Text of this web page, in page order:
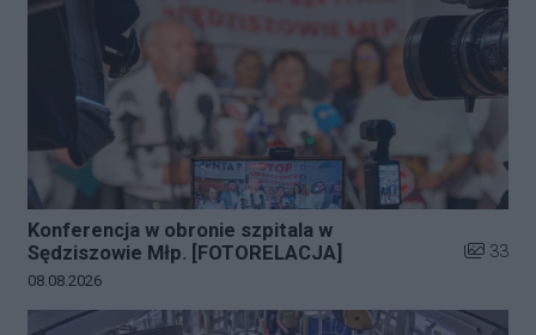
Konferencja w obronie szpitala w
Sędziszowie Młp. [FOTORELACJA]
Liczba
33
Data dodania galerii:
08.08.2026